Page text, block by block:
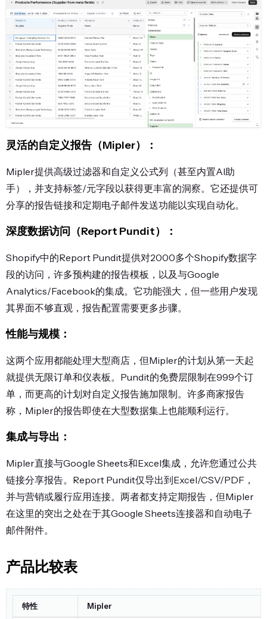
灵活的自定义报告（Mipler）：
Mipler提供高级过滤器和自定义公式列（甚至内置AI助
手），并支持标签/元字段以获得更丰富的洞察。它还提供可
分享的报告链接和定期电子邮件发送功能以实现自动化。
深度数据访问（Report Pundit）：
Shopify中的Report Pundit提供对2000多个Shopify数据字
段的访问，许多预构建的报告模板，以及与Google
Analytics/Facebook的集成。它功能强大，但一些用户发现
其界面不够直观，报告配置需要更多步骤。
性能与规模：
这两个应用都能处理大型商店，但Mipler的计划从第一天起
就提供无限订单和仪表板。Pundit的免费层限制在999个订
单，而更高的计划对自定义报告施加限制。许多商家报告
称，Mipler的报告即使在大型数据集上也能顺利运行。
集成与导出：
Mipler直接与Google Sheets和Excel集成，允许您通过公共
链接分享报告。Report Pundit仅导出到Excel/CSV/PDF，
并与营销或履行应用连接。两者都支持定期报告，但Mipler
在这里的突出之处在于其Google Sheets连接器和自动电子
邮件附件。
产品比较表
特性 Mipler